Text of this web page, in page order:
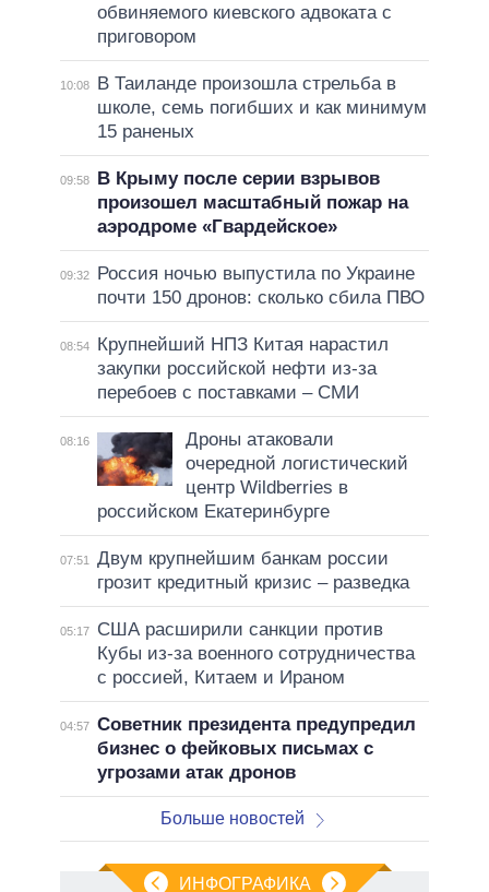
обвиняемого киевского адвоката с
приговором
10:08
В Таиланде произошла стрельба в
школе, семь погибших и как минимум
15 раненых
09:58
В Крыму после серии взрывов
произошел масштабный пожар на
аэродроме «Гвардейское»
09:32
Россия ночью выпустила по Украине
почти 150 дронов: сколько сбила ПВО
08:54
Крупнейший НПЗ Китая нарастил
закупки российской нефти из-за
перебоев с поставками – СМИ
08:16
Дроны атаковали
очередной логистический
центр Wildberries в
российском Екатеринбурге
07:51
Двум крупнейшим банкам россии
грозит кредитный кризис – разведка
05:17
США расширили санкции против
Кубы из-за военного сотрудничества
с россией, Китаем и Ираном
04:57 Советник президента предупредил
бизнес о фейковых письмах с
угрозами атак дронов
Больше новостей
ИНФОГРАФИКА